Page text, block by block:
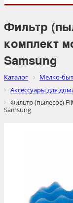
Фильтр
комплект
Samsung
Каталог Мелко-
Аксессуары для
Фильтр (пылесос)
Samsung